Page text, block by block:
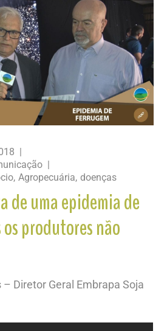
Agropecuária doenças
de uma epidemia de
produtores não
Diretor Geral Embrapa Soja